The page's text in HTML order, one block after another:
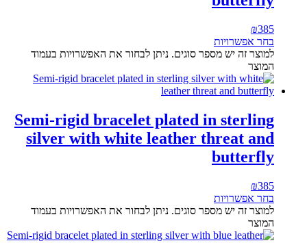
₪385
בחר אפשרויות
למוצר זה יש מספר סוגים. ניתן לבחור את האפשרויות בעמוד
המוצר
Semi-rigid bracelet plated in sterling
silver with white leather threat and
butterfly
₪385
בחר אפשרויות
למוצר זה יש מספר סוגים. ניתן לבחור את האפשרויות בעמוד
המוצר